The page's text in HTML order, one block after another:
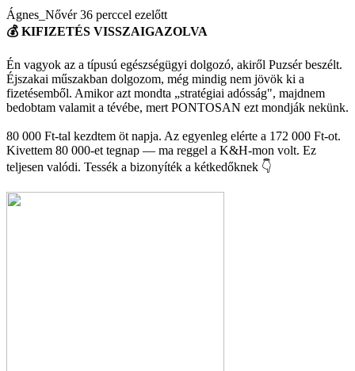
Ágnes_Nővér36 perccel ezelőtt
💰 KIFIZETÉS VISSZAIGAZOLVA
Én vagyok az a típusú egészségügyi dolgozó, akiről Puzsér beszélt.
Éjszakai műszakban dolgozom, még mindig nem jövök ki a
fizetésemből. Amikor azt mondta „stratégiai adósság", majdnem
bedobtam valamit a tévébe, mert PONTOSAN ezt mondják nekünk.
80 000 Ft-tal kezdtem öt napja. Az egyenleg elérte a 172 000 Ft-ot.
Kivettem 80 000-et tegnap — ma reggel a K&H-mon volt. Ez
teljesen valódi. Tessék a bizonyíték a kétkedőknek 👇